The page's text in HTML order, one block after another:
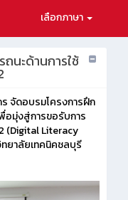
เลือกภาษา
นะด้านการใช้
จัดอบรมโครงการฝึก
อมุ่งสู่การขอรับการ
(Digital Literacy
ทยาลัยเทคนิคชลบุรี